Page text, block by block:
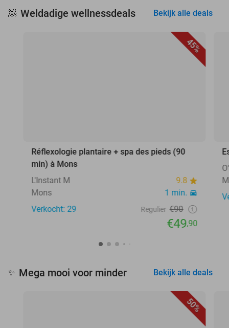
🧖 Weldadige wellnessdeals Bekijk alle deals
45%
Réflexologie plantaire + spa des pieds (90
min) à Mons
L'Instant M
9.8
Mons
1 min.
Verkocht: 29
Regulier €90
€49,90
✨ Mega mooi voor minder Bekijk alle deals
50%